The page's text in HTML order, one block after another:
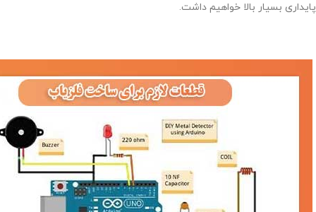
پایداری بسیار بالا خواهیم داشت.